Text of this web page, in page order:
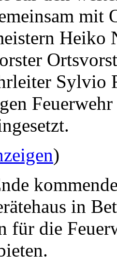
mit
Heiko
Sylvio
)
in
für die